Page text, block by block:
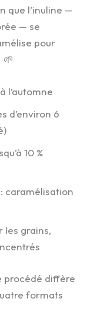
que l’inuline —
— se
pour
l’automne
d’environ 6
10 %
caramélisation
les grains,
procédé diffère
formats